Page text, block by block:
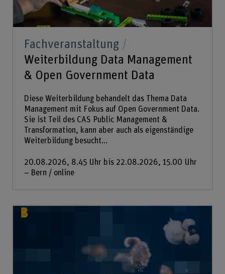
Fachveranstaltung
Weiterbildung Data Management
& Open Government Data
Diese Weiterbildung behandelt das Thema Data
Management mit Fokus auf Open Government Data.
Sie ist Teil des CAS Public Management &
Transformation, kann aber auch als eigenständige
Weiterbildung besucht...
20.08.2026, 8.45 Uhr bis 22.08.2026, 15.00 Uhr
– Bern / online